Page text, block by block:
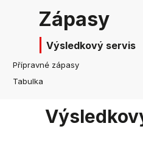
Zápasy
Výsledkový servis
Přípravné zápasy
Tabulka